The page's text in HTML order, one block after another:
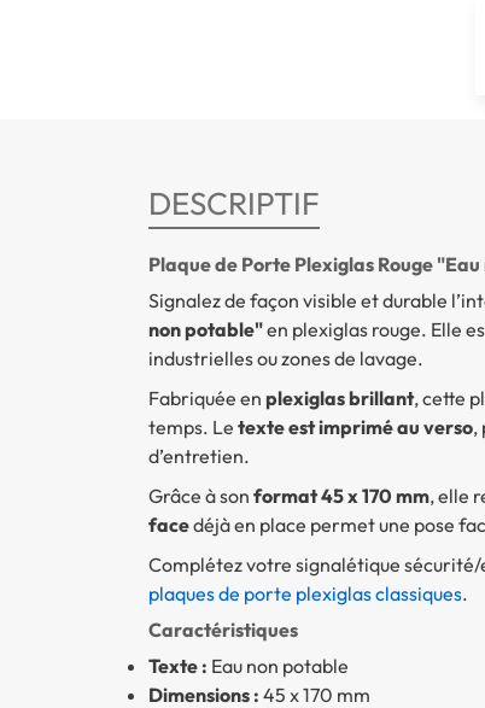
DESCRIPTIF
Plaque de Porte Plexiglas Rouge
Signalez de façon visible et durable
non potable"en plexiglas rouge. Elle
industrielles ou zones de lavage.
Fabriquée en plexiglas brillant, cette
temps. Le texte est imprimé au verso,
d’entretien.
Grâce à son format 45 x 170 mm, elle
facedéjà en place permet une pose
Complétez votre signalétique
plaques de porte plexiglas classiques.
Caractéristiques
Texte : Eau non potable
Dimensions : 45 x 170 mm